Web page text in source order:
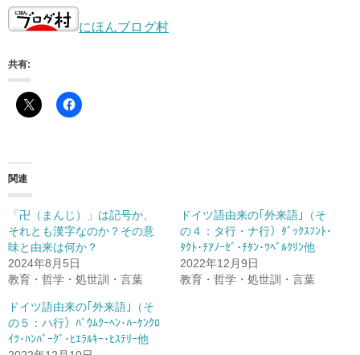
にほんブログ村
共有:
関連
「卍（まんじ）」は記号か、
それとも漢字なのか？その意
味と由来は何か？
2024年8月5日
教育・哲学・処世訓・言葉
ドイツ語由来の｢外来語｣（そ
の４：タ行・ナ行）ﾀﾞｯｸｽﾌﾝﾄ･
ﾀｸﾄ･ﾁｱﾉｰｾﾞ･ﾁﾀﾝ･ﾂﾍﾞﾙｸﾘﾝ他
2022年12月9日
教育・哲学・処世訓・言葉
ドイツ語由来の｢外来語｣（そ
の５：ハ行）ﾊﾞｳﾑｸｰﾍﾝ･ﾊｰｹﾝｸﾛ
ｲﾂ･ﾊﾝﾊﾞｰｸﾞ･ﾋｴﾗﾙｷｰ･ﾋｽﾃﾘｰ他